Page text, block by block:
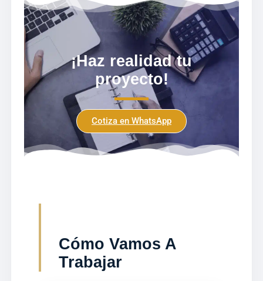
¡Haz realidad tu
proyecto!
Cotiza en WhatsApp
Cómo Vamos A
Trabajar